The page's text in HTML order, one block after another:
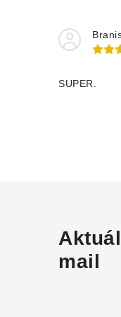
SUPER.
mail